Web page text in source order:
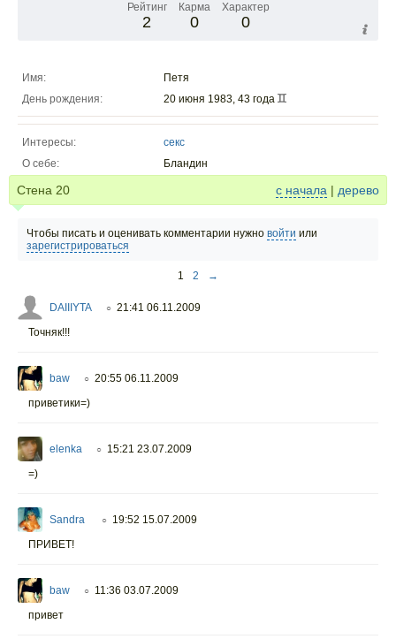
Рейтинг
2
Карма
0
Характер
0
Имя:
Петя
День рождения:
20 июня 1983, 43 года
Интересы:
секс
О себе:
Бландин
Стена 20 с начала | дерево
Чтобы писать и оценивать комментарии нужно войти или
зарегистрироваться
1 2 →
DAIIIYTA ○ 21:41 06.11.2009
Точняк!!!
baw ○ 20:55 06.11.2009
приветики=)
elenka ○ 15:21 23.07.2009
=)
Sandra ○ 19:52 15.07.2009
ПРИВЕТ!
baw ○ 11:36 03.07.2009
привет